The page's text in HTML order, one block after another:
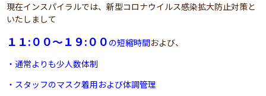
現在インスパイラルでは、新型コロナウイルス感染拡大防止対策と
いたしまして
１１:００～１９:００ の短縮時間および、
・通常よりも少人数体制
・スタッフのマスク着用および体調管理